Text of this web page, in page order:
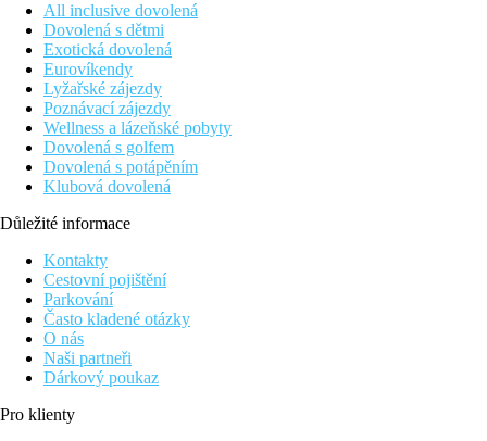
All inclusive dovolená
Dovolená s dětmi
Exotická dovolená
Eurovíkendy
Lyžařské zájezdy
Poznávací zájezdy
Wellness a lázeňské pobyty
Dovolená s golfem
Dovolená s potápěním
Klubová dovolená
Důležité informace
Kontakty
Cestovní pojištění
Parkování
Často kladené otázky
O nás
Naši partneři
Dárkový poukaz
Pro klienty